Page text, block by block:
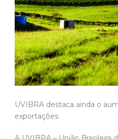
UVIBRA destaca ainda o
exportações